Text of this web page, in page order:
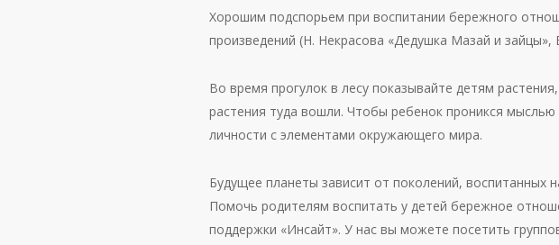
Хорошим подспорьем при воспитании бережного
произведений (Н. Некрасова «Дедушка Мазай и
Во время прогулок в лесу показывайте детям
растения туда вошли. Чтобы ребенок проникся
личности с элементами окружающего мира.
Будущее планеты зависит от поколений, воспитанных
Помочь родителям воспитать у детей бережное
поддержки «Инсайт». У нас вы можете посетить